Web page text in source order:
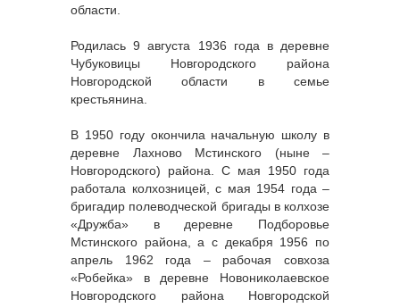
области.
Родилась 9 августа 1936 года в деревне
Чубуковицы Новгородского района
Новгородской области в семье
крестьянина.
В 1950 году окончила начальную школу в
деревне Лахново Мстинского (ныне –
Новгородского) района. С мая 1950 года
работала колхозницей, с мая 1954 года –
бригадир полеводческой бригады в колхозе
«Дружба» в деревне Подборовье
Мстинского района, а с декабря 1956 по
апрель 1962 года – рабочая совхоза
«Робейка» в деревне Новониколаевское
Новгородского района Новгородской